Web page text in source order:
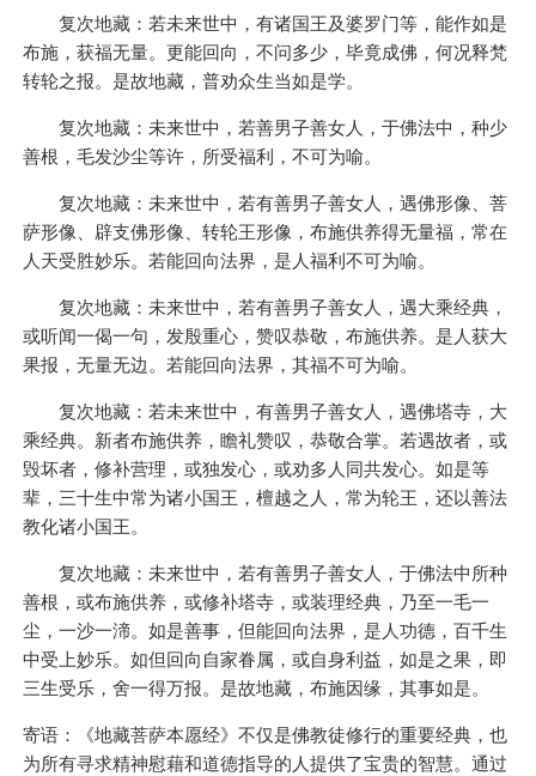
复次地藏：若未来世中，有诸国王及婆罗门等，能作如是
布施，获福无量。更能回向，不问多少，毕竟成佛，何况释梵
转轮之报。是故地藏，普劝众生当如是学。
复次地藏：未来世中，若善男子善女人，于佛法中，种少
善根，毛发沙尘等许，所受福利，不可为喻。
复次地藏：未来世中，若有善男子善女人，遇佛形像、菩
萨形像、辟支佛形像、转轮王形像，布施供养得无量福，常在
人天受胜妙乐。若能回向法界，是人福利不可为喻。
复次地藏：未来世中，若有善男子善女人，遇大乘经典，
或听闻一偈一句，发殷重心，赞叹恭敬，布施供养。是人获大
果报，无量无边。若能回向法界，其福不可为喻。
复次地藏：若未来世中，有善男子善女人，遇佛塔寺，大
乘经典。新者布施供养，瞻礼赞叹，恭敬合掌。若遇故者，或
毁坏者，修补营理，或独发心，或劝多人同共发心。如是等
辈，三十生中常为诸小国王，檀越之人，常为轮王，还以善法
教化诸小国王。
复次地藏：未来世中，若有善男子善女人，于佛法中所种
善根，或布施供养，或修补塔寺，或装理经典，乃至一毛一
尘，一沙一渧。如是善事，但能回向法界，是人功德，百千生
中受上妙乐。如但回向自家眷属，或自身利益，如是之果，即
三生受乐，舍一得万报。是故地藏，布施因缘，其事如是。
寄语：《地藏菩萨本愿经》不仅是佛教徒修行的重要经典，也
为所有寻求精神慰藉和道德指导的人提供了宝贵的智慧。通过